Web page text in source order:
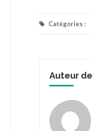
Catégories :
Auteur